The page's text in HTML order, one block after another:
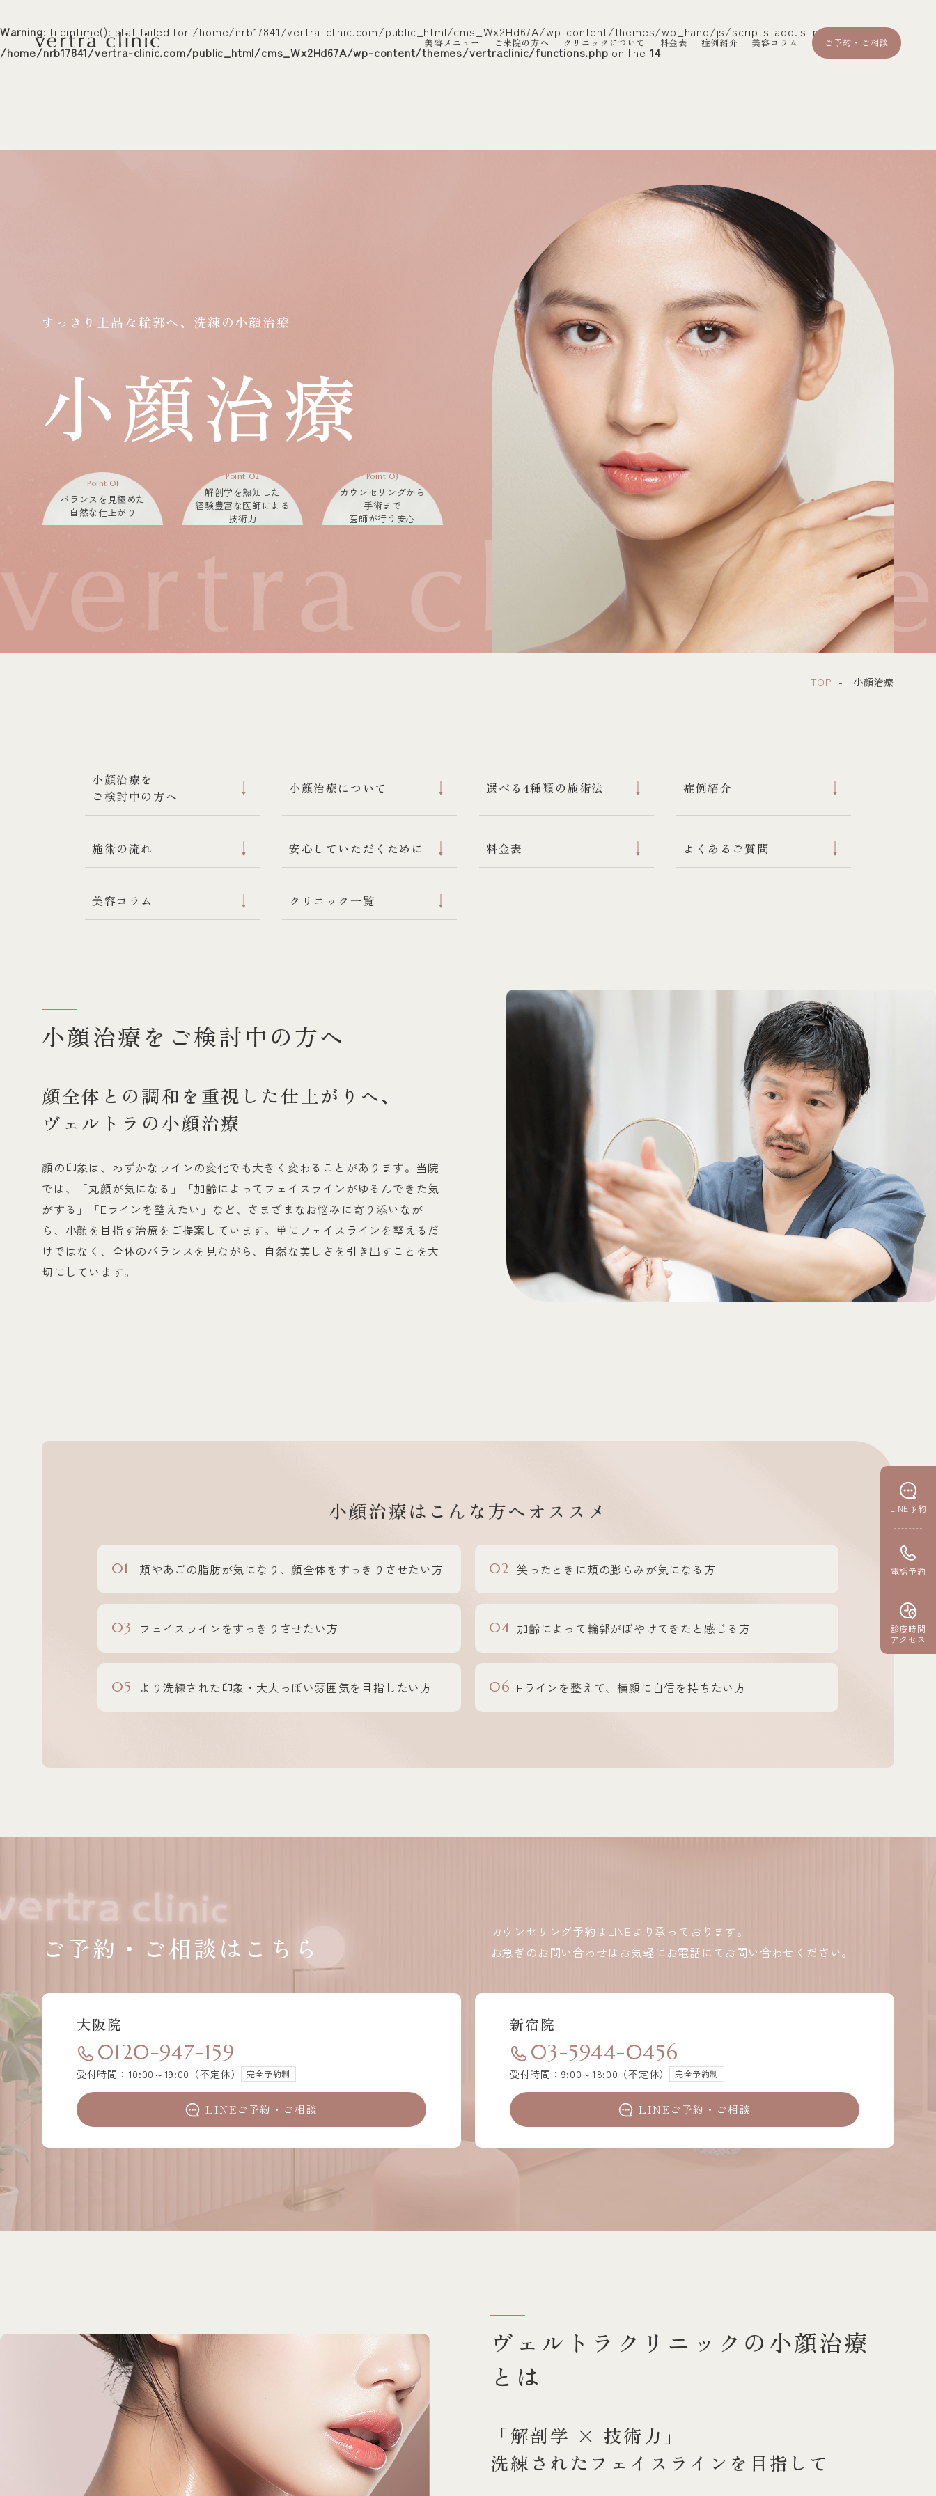
Warning: filemtime(): stat failed for /home/nrb17841/vertra-clinic.com/public_html/cms_Wx2Hd67A/wp-content/themes/wp_hand/js/scripts-add.js in
/home/nrb17841/vertra-clinic.com/public_html/cms_Wx2Hd67A/wp-content/themes/vertraclinic/functions.php on line 14
vertra clinic（ヴェルトラクリニック） 美容メニュー ご来院の方へ クリニックについて 料金表 症例紹介 美容コラム ご予約・ご相談
LINE予約
電話予約
診療時間
アクセス
すっきり上品な輪郭へ、洗練の小顔治療
小顔治療
Point 01
バランスを見極めた
自然な仕上がり
Point 02
解剖学を熟知した
経験豊富な医師による
技術力
Point 03
カウンセリングから
手術まで
医師が行う安心
TOP 小顔治療
小顔治療を
ご検討中の方へ
小顔治療について 選べる4種類の施術法 症例紹介
施術の流れ 安心していただくために 料金表 よくあるご質問
美容コラム クリニック一覧
小顔治療をご検討中の方へ
顔全体との調和を重視した仕上がりへ、
ヴェルトラの小顔治療
顔の印象は、わずかなラインの変化でも大きく変わることがあります。当院
では、「丸顔が気になる」「加齢によってフェイスラインがゆるんできた気
がする」「Eラインを整えたい」など、さまざまなお悩みに寄り添いなが
ら、小顔を目指す治療をご提案しています。単にフェイスラインを整えるだ
けではなく、全体のバランスを見ながら、自然な美しさを引き出すことを大
切にしています。
小顔治療はこんな方へオススメ
01 頬やあごの脂肪が気になり、顔全体をすっきりさせたい方 02 笑ったときに頬の膨らみが気になる方
03 フェイスラインをすっきりさせたい方 04 加齢によって輪郭がぼやけてきたと感じる方
05 より洗練された印象・大人っぽい雰囲気を目指したい方 06 Eラインを整えて、横顔に自信を持ちたい方
ご予約・ ご相談はこちら
カウンセリング予約はLINEより承っております。
お急ぎのお問い合わせはお気軽にお電話にてお問い合わせください。
大阪院
0120-947-159
受付時間：10:00～19:00（不定休） 完全予約制
LINEご予約・ご相談
新宿院
03-5944-0456
受付時間：9:00～18:00（不定休） 完全予約制
LINEご予約・ご相談
ヴェルトラクリニックの小顔治療
とは
「解剖学 × 技術力」
洗練されたフェイスラインを目指して